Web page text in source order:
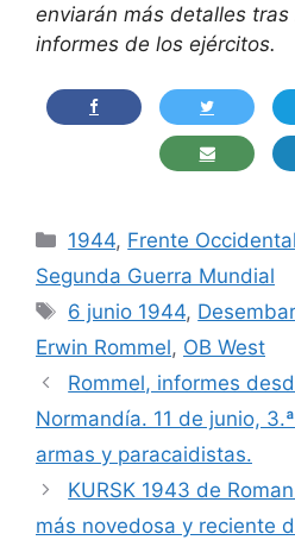
enviarán más detalles
informes de los ejércitos.
Categorías
1944, Frente Occidental
Segunda Guerra Mundial
Etiquetas
6 junio 1944,
Erwin Rommel, OB West
Rommel, informes
Normandía. 11 de junio,
armas y paracaidistas.
KURSK 1943 de
más novedosa y reciente